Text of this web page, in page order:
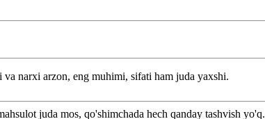
narxi arzon, eng muhimi, sifati ham juda yaxshi.
juda mos, qo'shimchada hech qanday tashvish yo'q.